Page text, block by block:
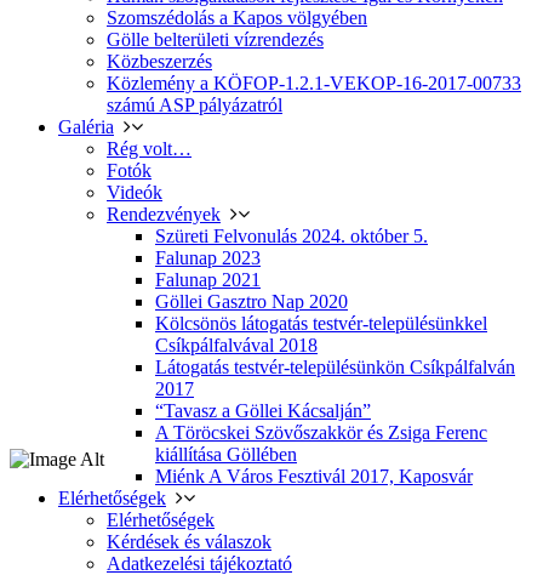
Szomszédolás a Kapos völgyében
Gölle belterületi vízrendezés
Közbeszerzés
Közlemény a KÖFOP-1.2.1-VEKOP-16-2017-00733
számú ASP pályázatról
Galéria
Rég volt…
Fotók
Videók
Rendezvények
Szüreti Felvonulás 2024. október 5.
Falunap 2023
Falunap 2021
Göllei Gasztro Nap 2020
Kölcsönös látogatás testvér-településünkkel
Csíkpálfalvával 2018
Látogatás testvér-településünkön Csíkpálfalván
2017
“Tavasz a Göllei Kácsalján”
A Töröcskei Szövőszakkör és Zsiga Ferenc
kiállítása Göllében
Miénk A Város Fesztivál 2017, Kaposvár
Elérhetőségek
Elérhetőségek
Kérdések és válaszok
Adatkezelési tájékoztató